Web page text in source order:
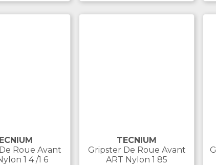
Roue Avant
1 4 /1 6
TECNIUM
Gripster De Roue Avant
ART Nylon 1 85